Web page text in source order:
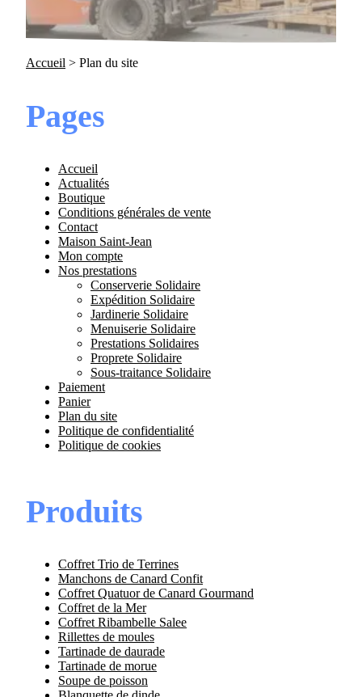
Accueil > Plan du site
Pages
Accueil
Actualités
Boutique
Conditions générales de vente
Contact
Maison Saint-Jean
Mon compte
Nos prestations
Conserverie Solidaire
Expédition Solidaire
Jardinerie Solidaire
Menuiserie Solidaire
Prestations Solidaires
Proprete Solidaire
Sous-traitance Solidaire
Paiement
Panier
Plan du site
Politique de confidentialité
Politique de cookies
Produits
Coffret Trio de Terrines
Manchons de Canard Confit
Coffret Quatuor de Canard Gourmand
Coffret de la Mer
Coffret Ribambelle Salee
Rillettes de moules
Tartinade de daurade
Tartinade de morue
Soupe de poisson